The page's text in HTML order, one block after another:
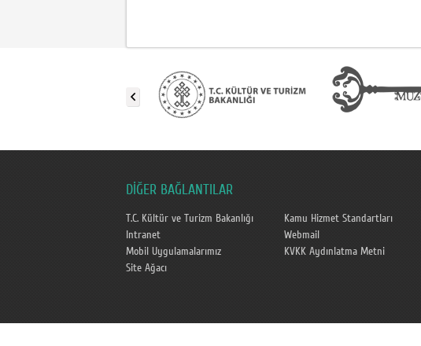
DİĞER BAĞLANTILAR
T.C. Kültür ve Turizm Bakanlığı
Kamu Hizmet Standartları
Intranet
Webmail
Mobil Uygulamalarımız
KVKK Aydınlatma Metni
Site Ağacı